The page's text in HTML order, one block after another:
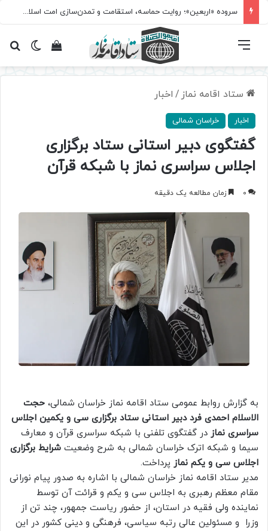
سروده‌ «اربعین»؛ روایت حماسه، استقامت و تمدن‌سازی امت اسلامی
تغییرمشاهده فهرست
ستاد اقامه نماز / اخبار
اخبار خراسان شمالی
گفتگوی دبیر استانی ستاد برگزاری
اجلاس سراسری نماز با شبکه قرآن
0 زمان مطالعه یک دقیقه
به گزارش روابط عمومی ستاد اقامه نماز خراسان شمالی، حجت
الاسلام احمدی فرد دبیر استانی ستاد برگزاری سی و یکمین اجلاس
سراسری نماز در گفتگوی تلفنی با شبکه سراسری قرآن و معارف
سیما و شبکه اترک خراسان شمالی به شرح وضعیت شرایط برگزاری
اجلاس سی و یکم نماز پرداخت.
مدیر ستاد اقامه نماز خراسان شمالی با اشاره به صدور پیام نورانی
مقام معظم رهبری به اجلاس سی و یکم و قرائت آن توسط
نماینده ولی فقیه در استان، از حضور ریاست جمهور، چند تن از
وزرا و مسئولین عالی رتبه سیاسی، فرهنگی و دینی کشور در این